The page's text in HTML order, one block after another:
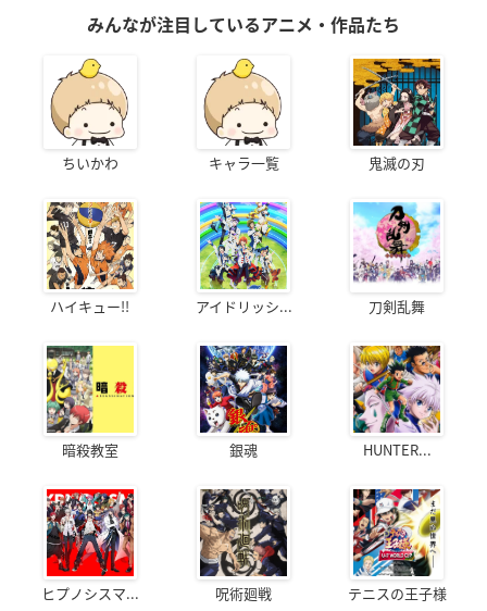
みんなが注目しているアニメ・作品たち
ちいかわ キャラ一覧 鬼滅の刃
ハイキュー!! アイドリッシ... 刀剣乱舞
暗殺教室 銀魂 HUNTER...
ヒプノシスマ... 呪術廻戦 テニスの王子様